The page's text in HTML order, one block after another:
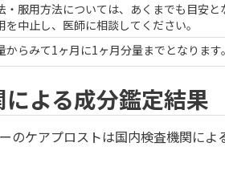
・服用方法については、あくまでも目安
を中止し、医師に相談してください。
からみて1ヶ月に1ヶ月分量までとなります。
よる成分鑑定結果
のケアプロストは国内検査機関によ